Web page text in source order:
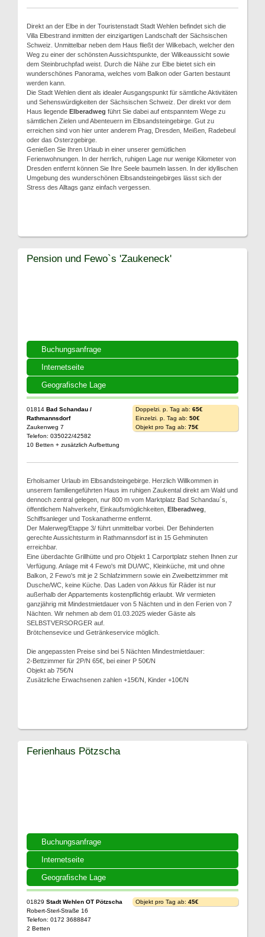
Direkt an der Elbe in der Touristenstadt Stadt Wehlen befindet sich die
Villa Elbestrand inmitten der einzigartigen Landschaft der Sächsischen
Schweiz. Unmittelbar neben dem Haus fließt der Wilkebach, welcher den
Weg zu einer der schönsten Aussichtspunkte, der Wilkeaussicht sowie
dem Steinbruchpfad weist. Durch die Nähe zur Elbe bietet sich ein
wunderschönes Panorama, welches vom Balkon oder Garten bestaunt
werden kann.
Die Stadt Wehlen dient als idealer Ausgangspunkt für sämtliche Aktivitäten
und Sehenswürdigkeiten der Sächsischen Schweiz. Der direkt vor dem
Haus liegende Elberadweg führt Sie dabei auf entspanntem Wege zu
sämtlichen Zielen und Abenteuern im Elbsandsteingebirge. Gut zu
erreichen sind von hier unter anderem Prag, Dresden, Meißen, Radebeul
oder das Osterzgebirge.
Genießen Sie Ihren Urlaub in einer unserer gemütlichen
Ferienwohnungen. In der herrlich, ruhigen Lage nur wenige Kilometer von
Dresden entfernt können Sie Ihre Seele baumeln lassen. In der idyllischen
Umgebung des wunderschönen Elbsandsteingebirges lässt sich der
Stress des Alltags ganz einfach vergessen.
Buchungsanfrage
Internetseite
Geografische Lage
Pension und Fewo`s 'Zaukeneck'
01814 Bad Schandau /
Rathmannsdorf
Zaukenweg 7
Telefon: 035022/42582
10 Betten + zusätzlich Aufbettung
Doppelzi. p. Tag ab: 65€
Einzelzi. p. Tag ab: 50€
Objekt pro Tag ab: 75€
Erholsamer Urlaub im Elbsandsteingebirge. Herzlich Willkommen in
unserem familiengeführten Haus im ruhigen Zaukental direkt am Wald und
dennoch zentral gelegen, nur 800 m vom Marktplatz Bad Schandau´s,
öffentlichem Nahverkehr, Einkaufsmöglichkeiten, Elberadweg
Schiffsanleger und Toskanatherme entfernt.
Der Malerweg/Etappe 3/ führt unmittelbar vorbei. Der Behinderten
gerechte Aussichtsturm in Rathmannsdorf ist in 15 Gehminuten
erreichbar.
Eine überdachte Grillhütte und pro Objekt 1 Carportplatz stehen Ihnen zur
Verfügung. Anlage mit 4 Fewo's mit DU/WC, Kleinküche, mit und ohne
Balkon, 2 Fewo's mit je 2 Schlafzimmern sowie ein Zweibettzimmer mit
Dusche/WC, keine Küche. Das Laden von Akkus für Räder ist nur
außerhalb der Appartements kostenpflichtig erlaubt. Wir vermieten
ganzjährig mit Mindestmietdauer von 5 Nächten und in den Ferien von 7
Nächten. Wir nehmen ab dem 01.03.2025 wieder Gäste als
SELBSTVERSORGER auf.
Brötchensevice und Getränkeservice möglich.
Die angepassten Preise sind bei 5 Nächten Mindestmietdauer:
2-Bettzimmer für 2P/N 65€, bei einer P 50€/N
Objekt ab 75€/N
Zusätzliche Erwachsenen zahlen +15€/N, Kinder +10€/N
Buchungsanfrage
Internetseite
Geografische Lage
Ferienhaus Pötzscha
01829 Stadt Wehlen OT Pötzscha
Robert-Sterl-Straße 16
Telefon: 0172 3688847
2 Betten
Objekt pro Tag ab: 45€